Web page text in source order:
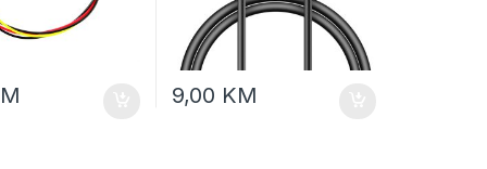
9,00 KM